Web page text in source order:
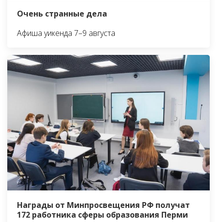
Очень странные дела
Афиша уикенда 7–9 августа
Награды от Минпросвещения РФ получат
172 работника сферы образования Перми